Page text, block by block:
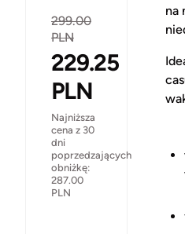
299.00
PLN
229.25
PLN
Najniższa
cena z 30
dni
poprzedzających
obniżkę:
287.00
PLN
na